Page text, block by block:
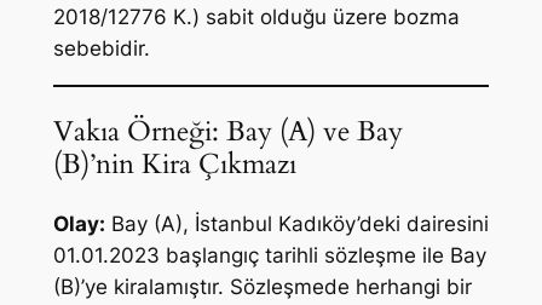
2018/12776 K.) sabit olduğu üzere bozma
sebebidir.
Vakıa Örneği: Bay (A) ve Bay
(B)’nin Kira Çıkmazı
Olay: Bay (A), İstanbul Kadıköy’deki dairesini
01.01.2023 başlangıç tarihli sözleşme ile Bay
(B)’ye kiralamıştır. Sözleşmede herhangi bir